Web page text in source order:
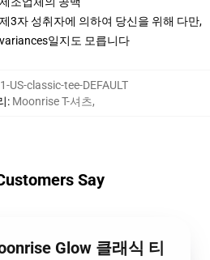
3자 성취자에 의하여 당신을 위해 다만,
일지도 모릅니다
US-classic-tee-DEFAULT
: Moonrise T-셔츠,
Say
Glow 클래식 티